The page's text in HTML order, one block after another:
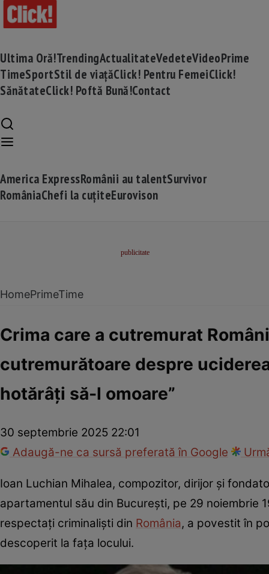
Ultima Oră!TrendingActualitateVedeteVideoPrime
TimeSportStil de viațăClick! Pentru FemeiClick!
SănătateClick! Poftă Bună!Contact
America ExpressRomânii au talentSurvivor
RomâniaChefi la cuțiteEurovison
HomePrimeTime
Crima care a cutremurat
cutremurătoare despre
hotărâți să-l omoare”
30 septembrie 2025 22:01
Adaugă-ne ca sursă preferată în Google
Ioan Luchian Mihalea, compozitor, dirijor și
apartamentul său din București, pe 29 noiembrie
respectați criminaliști din România, a povestit în
descoperit la fața locului.